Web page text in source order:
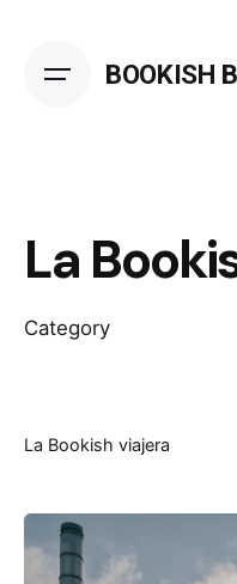
content
BOOKISH
La
Category
La Bookish viajera